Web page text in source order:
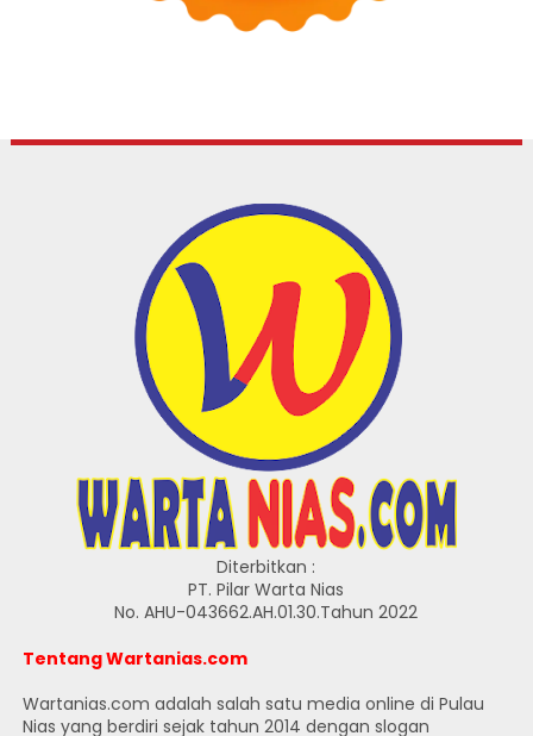
Diterbitkan :
PT. Pilar Warta Nias
No. AHU-043662.AH.01.30.Tahun 2022
Tentang Wartanias.com
Wartanias.com adalah salah satu media online di Pulau
Nias yang berdiri sejak tahun 2014 dengan slogan